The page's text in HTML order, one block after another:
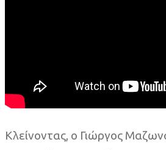
Κλείνοντας, ο Γιώργος